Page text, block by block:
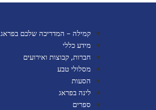
קמילה – המדריכה שלכם בפראג
מידע כללי
חברות, קבוצות ואירועים
מסלולי טבע
הסעות
לינה בפראג
ספרים